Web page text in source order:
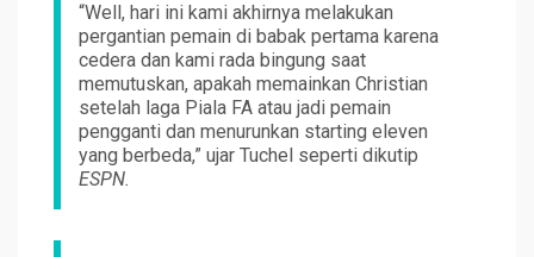
“Well, hari ini kami akhirnya melakukan
pergantian pemain di babak pertama karena
cedera dan kami rada bingung saat
memutuskan, apakah memainkan Christian
setelah laga Piala FA atau jadi pemain
pengganti dan menurunkan starting eleven
yang berbeda,” ujar Tuchel seperti dikutip
ESPN.